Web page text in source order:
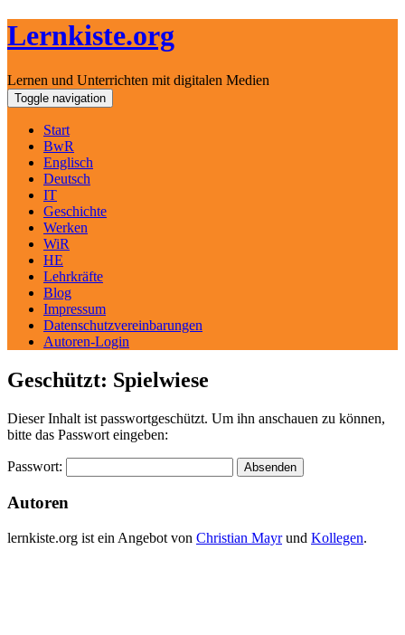
Lernkiste.org
Lernen und Unterrichten mit digitalen Medien
Skip
to
content
Toggle navigation
Start
BwR
Englisch
Deutsch
IT
Geschichte
Werken
WiR
HE
Lehrkräfte
Blog
Impressum
Datenschutzvereinbarungen
Autoren-Login
Geschützt: Spielwiese
Dieser Inhalt ist passwortgeschützt. Um ihn anschauen zu können,
bitte das Passwort eingeben:
Passwort:
Autoren
lernkiste.org ist ein Angebot von Christian Mayrund Kollegen.